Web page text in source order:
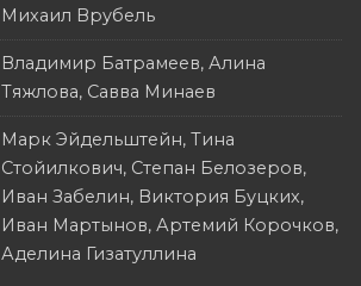
Михаил Врубель
Владимир Батрамеев, Алина
Тяжлова, Савва Минаев
Марк Эйдельштейн, Тина
Стойилкович, Степан Белозеров,
Иван Забелин, Виктория Буцких,
Иван Мартынов, Артемий Корочков,
Аделина Гизатуллина